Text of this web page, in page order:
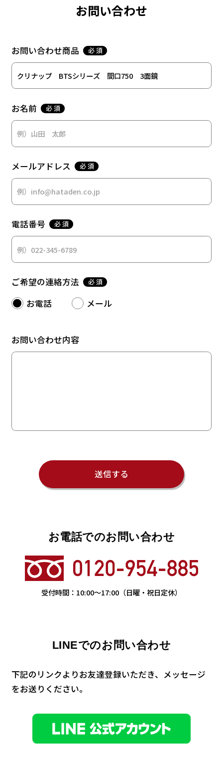
お問い合わせ
お問い合わせ商品 必 須
お名前 必 須
メールアドレス 必 須
電話番号 必 須
ご希望の連絡方法 必 須
お電話 メール
お問い合わせ内容
お電話でのお問い合わせ
受付時間： 10:00〜17:00 （日曜・祝日定休）
LINEでのお問い合わせ
下記のリンクよりお友達登録いただき、メッセージ
をお送りください。